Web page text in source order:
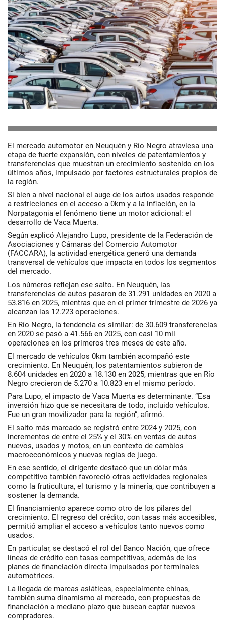
El mercado automotor en Neuquén y Río Negro atraviesa una
etapa de fuerte expansión, con niveles de patentamientos y
transferencias que muestran un crecimiento sostenido en los
últimos años, impulsado por factores estructurales propios de
la región.
Si bien a nivel nacional el auge de los autos usados responde
a restricciones en el acceso a 0km y a la inflación, en la
Norpatagonia el fenómeno tiene un motor adicional: el
desarrollo de Vaca Muerta.
Según explicó Alejandro Lupo, presidente de la Federación de
Asociaciones y Cámaras del Comercio Automotor
(FACCARA), la actividad energética generó una demanda
transversal de vehículos que impacta en todos los segmentos
del mercado.
Los números reflejan ese salto. En Neuquén, las
transferencias de autos pasaron de 31.291 unidades en 2020 a
53.816 en 2025, mientras que en el primer trimestre de 2026 ya
alcanzan las 12.223 operaciones.
En Río Negro, la tendencia es similar: de 30.609 transferencias
en 2020 se pasó a 41.566 en 2025, con casi 10 mil
operaciones en los primeros tres meses de este año.
El mercado de vehículos 0km también acompañó este
crecimiento. En Neuquén, los patentamientos subieron de
8.604 unidades en 2020 a 18.130 en 2025, mientras que en Río
Negro crecieron de 5.270 a 10.823 en el mismo período.
Para Lupo, el impacto de Vaca Muerta es determinante. “Esa
inversión hizo que se necesitara de todo, incluido vehículos.
Fue un gran movilizador para la región”, afirmó.
El salto más marcado se registró entre 2024 y 2025, con
incrementos de entre el 25% y el 30% en ventas de autos
nuevos, usados y motos, en un contexto de cambios
macroeconómicos y nuevas reglas de juego.
En ese sentido, el dirigente destacó que un dólar más
competitivo también favoreció otras actividades regionales
como la fruticultura, el turismo y la minería, que contribuyen a
sostener la demanda.
El financiamiento aparece como otro de los pilares del
crecimiento. El regreso del crédito, con tasas más accesibles,
permitió ampliar el acceso a vehículos tanto nuevos como
usados.
En particular, se destacó el rol del Banco Nación, que ofrece
líneas de crédito con tasas competitivas, además de los
planes de financiación directa impulsados por terminales
automotrices.
La llegada de marcas asiáticas, especialmente chinas,
también suma dinamismo al mercado, con propuestas de
financiación a mediano plazo que buscan captar nuevos
compradores.